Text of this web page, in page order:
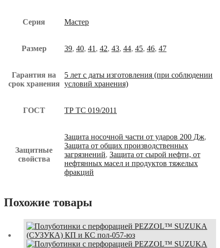
Серия Мастер
Размер 39, 40, 41 , 42, 43, 44, 45, 46, 47
Гарантия на
срок хранения
5 лет с даты изготовления (при соблюдении
условий хранения)
ГОСТ ТР ТС 019/2011
Защитные
свойства
Защита носочной части от ударов 200 Дж,
Защита от общих производственных
загрязнений, Защита от сырой нефти, от
нефтянных масел и продуктов тяжелых
фракций
Похожие товары